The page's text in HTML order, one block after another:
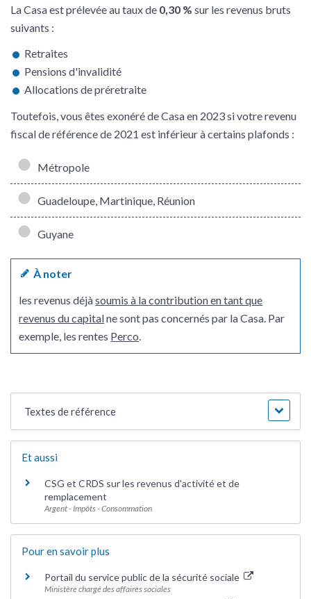
La Casa est prélevée au taux de 0,30 % sur les revenus bruts
suivants :
Retraites
Pensions d'invalidité
Allocations de préretraite
Toutefois, vous êtes exonéré de Casa en 2023 si votre revenu
fiscal de référence de 2021 est inférieur à certains plafonds :
Métropole
Guadeloupe, Martinique, Réunion
Guyane
À noter
les revenus déjàsoumis à la contribution en tant que
revenus du capitalne sont pas concernés par la Casa. Par
exemple, les rentes Perco
Textes de référence
Et aussi
CSG et CRDS sur les revenus d'activité et de
remplacement
Argent - Impôts - Consommation
Pour en savoir plus
Portail du service public de la sécurité sociale
Ministère chargé des affaires sociales